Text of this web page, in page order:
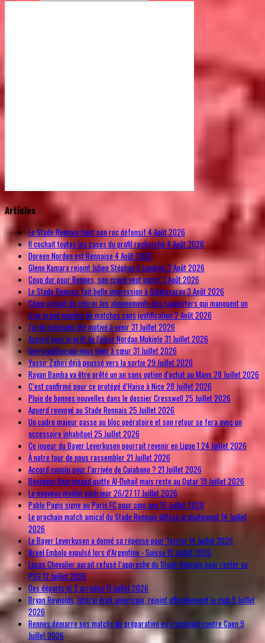
Articles
Le Stade Rennais tient son roc défensif4 Août 2026
Il cochait toutes les cases du profil recherché4 Août 2026
Doreen Norden est Rennaise 4 Août 2026
Glenn Kamara rejoint Julien Stéphan à Londres 3 Août 2026
Coup dur pour Rennes, son crack veut partir3 Août 2026
Le Stade Rennais fait belle impression à Galatasaray3 Août 2026
Côme prévoit de retirer les abonnements des supporters qui manquent un
trop grand nombre de matches sans justification2 Août 2026
J'ai directement été motivé à venir31 Juillet 2026
Accord pour le prêt de l'ailier Nordan Mukiele 31 Juillet 2026
Une tradition qui nous tient à cœur31 Juillet 2026
Yassir Zabiri déjà poussé vers la sortie29 Juillet 2026
Rayan Bamba va être prêté un an sans option d'achat au Mans 28 Juillet 2026
C’est confirmé pour ce protégé d’Haise à Nice28 Juillet 2026
Pluie de bonnes nouvelles dans le dossier Cresswell25 Juillet 2026
Aguerd renvoyé au Stade Rennais 25 Juillet 2026
Un cadre majeur passe au bloc opératoire et son retour se fera avec un
accessoire inhabituel25 Juillet 2026
Ce joueur du Bayer Leverkusen pourrait revenir en Ligue 124 Juillet 2026
À notre tour de nous rassembler21 Juillet 2026
Accord conclu pour l’arrivée de Cuiabano ? 21 Juillet 2026
Benjamin Bourigeaud quitte Al-Duhail mais reste au Qatar19 Juillet 2026
Le nouveau maillot extérieur 26/2717 Juillet 2026
Pablo Pagis signe au Paris FC pour cinq ans 15 Juillet 2026
Le prochain match amical du Stade Rennais diffusé gratuitement14 Juillet
2026
Le Bayer Leverkusen a donné sa réponse pour Terrier14 Juillet 2026
Breel Embolo expulsé lors d’Argentine - Suisse 12 Juillet 2026
Lucas Chevalier aurait refusé l’approche du Stade Rennais pour rester au
PSG12 Juillet 2026
Des départs et 2 arrivées 11 Juillet 2026
Bryan Reynolds, latéral droit américain, rejoint officiellement le club 9 Juillet
2026
Rennes démarre ses matchs de préparation en s’inclinant contre Caen9
Juillet 2026